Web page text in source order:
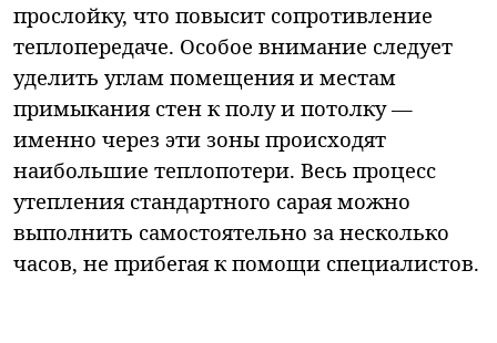
прослойку, что повысит сопротивление
теплопередаче. Особое внимание следует
уделить углам помещения и местам
примыкания стен к полу и потолку —
именно через эти зоны происходят
наибольшие теплопотери. Весь процесс
утепления стандартного сарая можно
выполнить самостоятельно за несколько
часов, не прибегая к помощи специалистов.